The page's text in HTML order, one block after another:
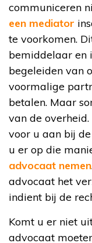
communiceren
een mediator
te voorkomen.
bemiddelaar en
begeleiden van
voormalige
betalen. Maar
van de
voor u aan bij
u er op die
advocaat nemen
advocaat het
indient bij de
Komt u er niet
advocaat